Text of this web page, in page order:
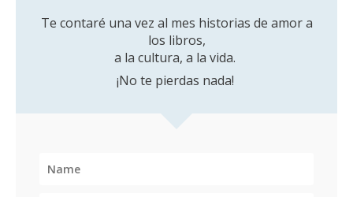
Te contaré una vez al mes historias de amor a
los libros,
a la cultura, a la vida.
¡No te pierdas nada!